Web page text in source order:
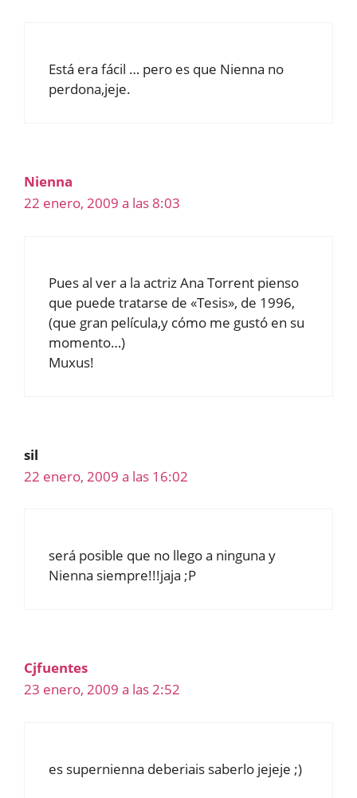
Está era fácil … pero es que Nienna no
perdona,jeje.
Nienna
22 enero, 2009 a las 8:03
Pues al ver a la actriz Ana Torrent pienso
que puede tratarse de «Tesis», de 1996,
(que gran película,y cómo me gustó en su
momento…)
Muxus!
sil
22 enero, 2009 a las 16:02
será posible que no llego a ninguna y
Nienna siempre!!!jaja ;P
Cjfuentes
23 enero, 2009 a las 2:52
es supernienna deberiais saberlo jejeje ;)